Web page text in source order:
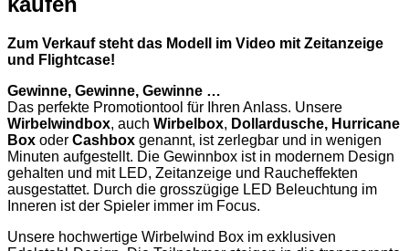
Zum Verkauf steht das Modell im Video mit Zeitanzeige
und Flightcase!
Gewinne, Gewinne, Gewinne …
Das perfekte Promotiontool für Ihren Anlass. Unsere
Wirbelwindbox, auch Wirbelbox, Dollardusche, Hurricane
Box oder Cashbox genannt, ist zerlegbar und in wenigen
Minuten aufgestellt. Die Gewinnbox ist in modernem Design
gehalten und mit LED, Zeitanzeige und Raucheffekten
ausgestattet. Durch die grosszügige LED Beleuchtung im
Inneren ist der Spieler immer im Focus.
Unsere hochwertige Wirbelwind Box im exklusiven